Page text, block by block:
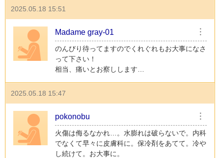
2025.05.18 15:51
Madame gray-01 ︙
のんびり待ってますのでくれぐれもお大事になさ
って下さい！
相当、痛いとお察しします…
2025.05.18 15:47
pokonobu ︙
火傷は侮るなかれ…。水膨れは破らないで。内科
でなくて早々に皮膚科に。保冷剤をあてて。冷や
し続けて。お大事に。